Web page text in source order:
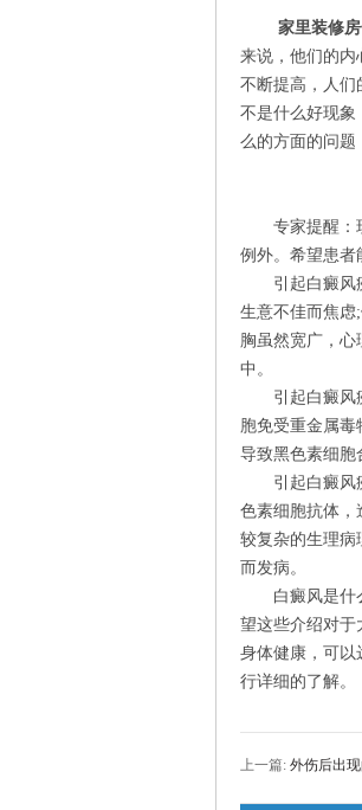
家里装修
来说，他们的内
不断提高，人们
不是什么好现象
么的方面的问题
专家提醒：现
例外。希望患者
引起白癜风疾
生意不佳而焦虑
胸虽然宽广，心
中。
引起白癜风疾
胞免受重金属毒
导致黑色素细胞
引起白癜风疾
色素细胞抗体，
较复杂的生理病
而发病。
白癜风是什么
望这些介绍对于
身体健康，可以
行详细的了解。
上一篇: 外伤后出